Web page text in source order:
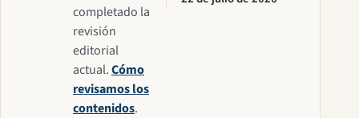
completado la
revisión
editorial
actual.Cómo
revisamos los
contenidos.